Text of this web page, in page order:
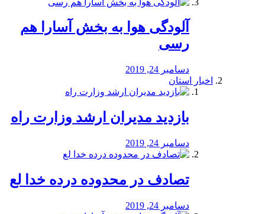
آلودگی هوا به بخش آسارا هم
رسی
دسامبر 24, 2019
اخبار استان
بازدید مدیران ارشد وزارت راه
دسامبر 24, 2019
تصادف در محدوده درده خدا لع
دسامبر 24, 2019